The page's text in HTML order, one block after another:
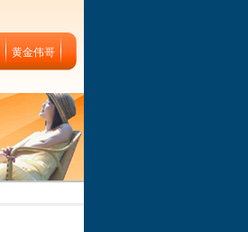
黄金伟哥